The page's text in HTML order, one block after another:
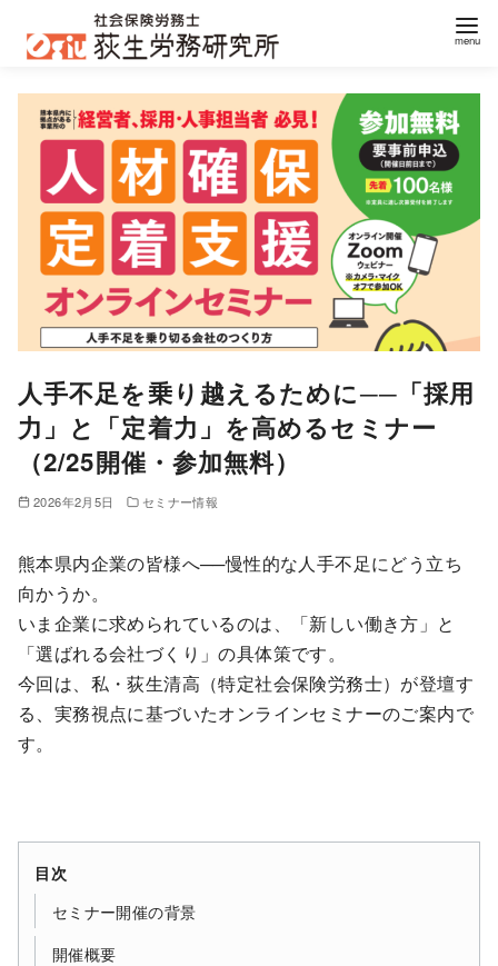
人手不足を乗り越えるために──「採用
力」と「定着力」を高めるセミナー
（2/25開催・参加無料）
2026年2月5日 セミナー情報
熊本県内企業の皆様へ──慢性的な人手不足にどう立ち
向かうか。
いま企業に求められているのは、「新しい働き方」と
「選ばれる会社づくり」の具体策です。
今回は、私・荻生清高（特定社会保険労務士）が登壇す
る、実務視点に基づいたオンラインセミナーのご案内で
す。
目次
セミナー開催の背景
開催概要